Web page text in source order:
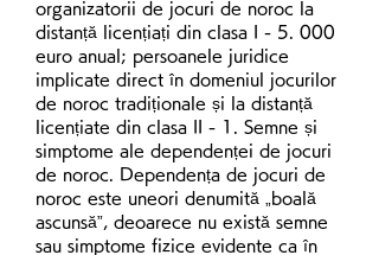
organizatorii de jocuri de noroc la
distanță licențiați din clasa I - 5. 000
euro anual; persoanele juridice
implicate direct în domeniul jocurilor
de noroc tradiționale și la distanță
licențiate din clasa II - 1. Semne și
simptome ale dependenței de jocuri
de noroc. Dependența de jocuri de
noroc este uneori denumită „boală
ascunsă”, deoarece nu există semne
sau simptome fizice evidente ca în